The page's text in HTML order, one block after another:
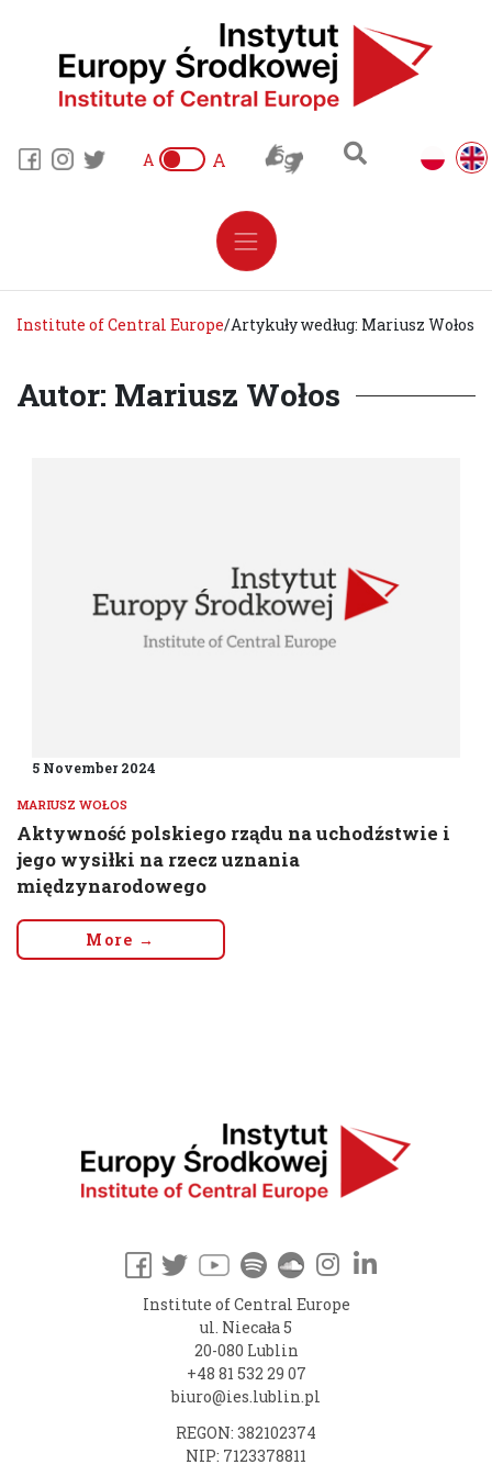
A A
Institute of Central Europe/Artykuły według: Mariusz Wołos
Autor: Mariusz Wołos
5 November 2024
MARIUSZ WOŁOS
Aktywność polskiego rządu na uchodźstwie i
jego wysiłki na rzecz uznania
międzynarodowego
More →
Institute of Central Europe
ul. Niecała 5
20-080 Lublin
+48 81 532 29 07
biuro@ies.lublin.pl
REGON: 382102374
NIP: 7123378811